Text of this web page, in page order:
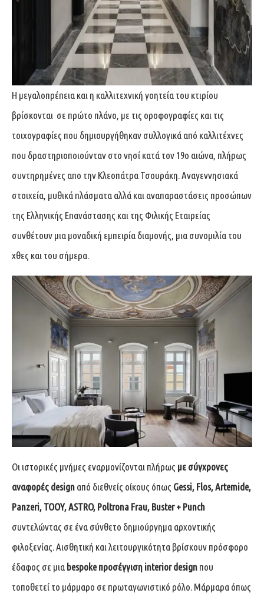
Η μεγαλοπρέπεια και η καλλιτεχνική γοητεία του κτιρίου
βρίσκονται σε πρώτο πλάνο, με τις οροφογραφίες και τις
τοιχογραφίες που δημιουργήθηκαν συλλογικά από καλλιτέχνες
που δραστηριοποιούνταν στο νησί κατά τον 19ο αιώνα, πλήρως
συντηρημένες απο την Κλεοπάτρα Τσουράκη. Αναγεννησιακά
στοιχεία, μυθικά πλάσματα αλλά και αναπαραστάσεις προσώπων
της Ελληνικής Επανάστασης και της Φιλικής Εταιρείας
συνθέτουν μια μοναδική εμπειρία διαμονής, μια συνομιλία του
χθες και του σήμερα.
Οι ιστορικές μνήμες εναρμονίζονται πλήρως με σύγχρονες
αναφορές design από διεθνείς οίκους όπως Gessi, Flos, Artemide,
Panzeri, TOOY, ΑSTRO, Poltrona Frau, Buster+ Punch
συντελώντας σε ένα σύνθετο δημιούργημα αρχοντικής
φιλοξενίας. Αισθητική και λειτουργικότητα βρίσκουν πρόσφορο
έδαφος σε μια bespokeπροσέγγιση interiordesign που
τοποθετεί το μάρμαρο σε πρωταγωνιστικό ρόλο. Μάρμαρα όπως